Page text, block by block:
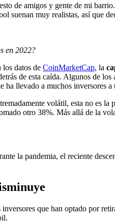
de amigos y gente de mi
suenan muy realistas, así que
en 2022?
los datos de CoinMarketCap, la
de esta caída. Algunos de los
llevado a muchos inversores
volátil, esta no es
otro 38%. Más allá de la
la pandemia, el reciente
que han optado por